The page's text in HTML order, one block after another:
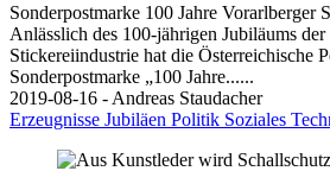
Sonderpostmarke 100 Jahre Vorarlberger
Anlässlich des 100-jährigen Jubiläums
Stickereiindustrie hat die Österreichische
Sonderpostmarke „100 Jahre......
2019-08-16 - Andreas Staudacher
Erzeugnisse Jubiläen Politik Soziales